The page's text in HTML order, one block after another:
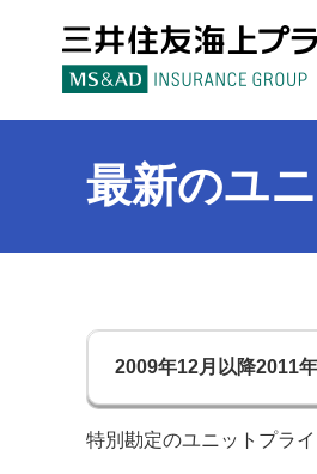
最新のユ
特別勘定のユニットプラ